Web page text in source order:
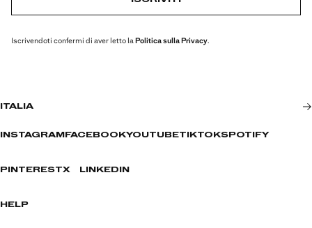
Iscrivendoti confermi di aver letto la Politica sulla Privacy.
ITALIA
INSTAGRAM FACEBOOKYOUTUBETIKTOKSPOTIFY
PINTERESTX LINKEDIN
HELP